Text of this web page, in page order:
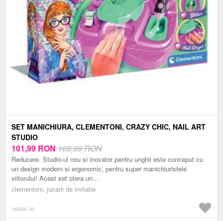
SET MANICHIURA, CLEMENTONI, CRAZY CHIC, NAIL ART
STUDIO
101,99 RON 169,99 RON
Reducere. Studio-ul nou si inovator pentru unghii este conceput cu
un design modern si ergonomic, pentru super manichiuristele
viitorului! Acest set ofera un...
clementoni, jucarii de imitatie
noriel.ro